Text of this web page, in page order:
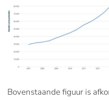
Bovenstaande figuur is